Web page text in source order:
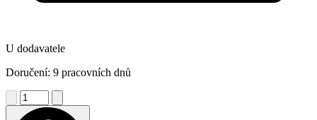
U dodavatele
Doručení: 9 pracovních dnů